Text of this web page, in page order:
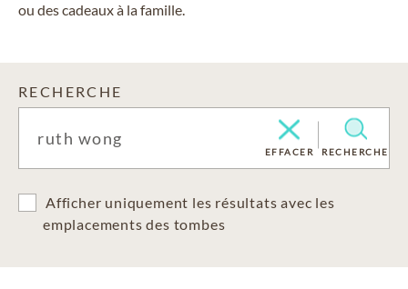
ou des cadeaux à la famille.
RECHERCHE
EFFACER RECHERCHE
Afficher uniquement les résultats avec les
emplacements des tombes